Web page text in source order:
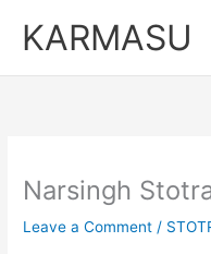
KARMASU
Narsingh Stotra
Leave a Comment /